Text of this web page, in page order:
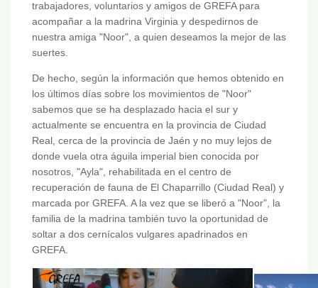
trabajadores, voluntarios y amigos de GREFA para
acompañar a la madrina Virginia y despedirnos de
nuestra amiga "Noor", a quien deseamos la mejor de las
suertes.
De hecho, según la información que hemos obtenido en
los últimos días sobre los movimientos de "Noor"
sabemos que se ha desplazado hacia el sur y
actualmente se encuentra en la provincia de Ciudad
Real, cerca de la provincia de Jaén y no muy lejos de
donde vuela otra águila imperial bien conocida por
nosotros, "Ayla", rehabilitada en el centro de
recuperación de fauna de El Chaparrillo (Ciudad Real) y
marcada por GREFA. A la vez que se liberó a "Noor", la
familia de la madrina también tuvo la oportunidad de
soltar a dos cernícalos vulgares apadrinados en
GREFA.